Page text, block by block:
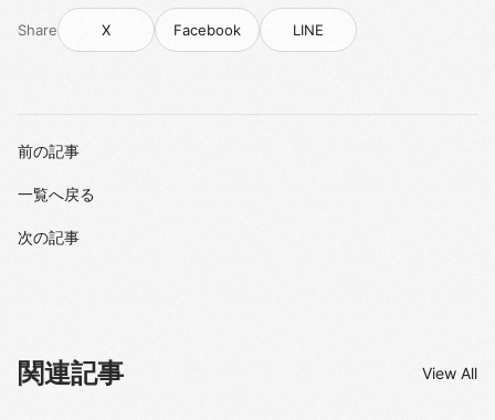
Share X Facebook LINE
前の記事
一覧へ戻る
次の記事
関連記事 View All